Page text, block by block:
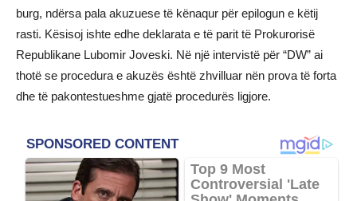
burg, ndërsa pala akuzuese të kënaqur për epilogun e këtij
rasti. Kësisoj ishte edhe deklarata e të parit të Prokurorisë
Republikane Lubomir Joveski. Në një intervistë për “DW” ai
thotë se procedura e akuzës është zhvilluar nën prova të forta
dhe të pakontestueshme gjatë procedurës ligjore.